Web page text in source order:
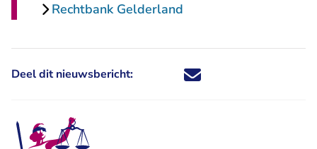
Rechtbank Gelderland
Deel dit nieuwsbericht: Deel dit nieuwsbericht via X -
Deel dit nieuwsbericht via
Deel dit nieuwsbericht
Deel dit